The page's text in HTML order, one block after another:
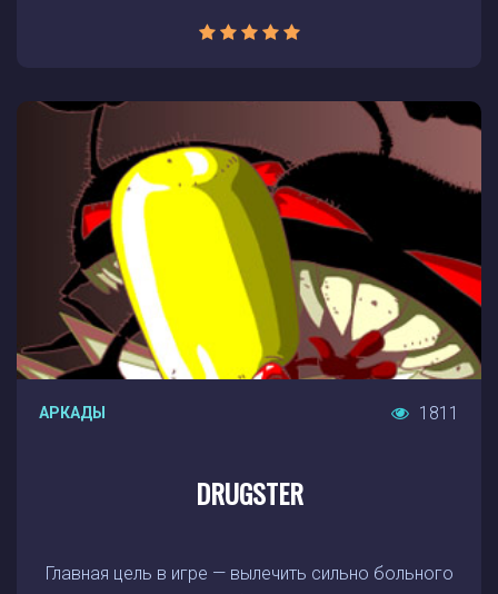
АРКАДЫ 1811
DRUGSTER
Главная цель в игре — вылечить сильно больного